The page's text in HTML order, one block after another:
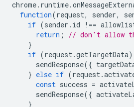
chrome. runtime.
function(request, sender,
if (sender . id !==
return ;
// don't allow
}
if (request.getTargetData)
sendResponse({
} else if (request.
const success =
sendResponse({
}